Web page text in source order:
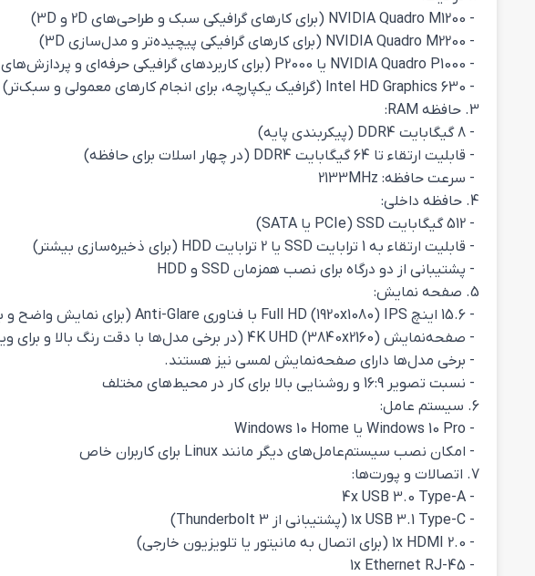
- NVIDIA Quadro M1200 (برای کارهای گرافیکی سبک و طراحی‌های 2D و 3D)
- NVIDIA Quadro M2200 (برای کارهای گرافیکی پیچیده‌تر و مدل‌سازی 3D)
- NVIDIA Quadro P1000 یا P2000 (برای کاربردهای گرافیکی حرفه‌ای و پردازش‌های سنگین)
- Intel HD Graphics 630 (گرافیک یکپارچه، برای انجام کارهای معمولی و سبک‌تر)
- 8 گیگابایت DDR4 (پیکربندی پایه)
- قابلیت ارتقاء تا 64 گیگابایت DDR4 (در چهار اسلات برای حافظه)
- سرعت حافظه: 2133MHz
- 512 گیگابایت SSD (PCIe یا SATA)
- قابلیت ارتقاء به 1 ترابایت SSD یا 2 ترابایت HDD (برای ذخیره‌سازی بیشتر)
- پشتیبانی از دو درگاه برای نصب همزمان SSD و HDD
- 15.6 اینچ Full HD (1920x1080) IPS با فناوری Anti-Glare (برای نمایش واضح و بدون بازتاب)
- صفحه‌نمایش 4K UHD (3840x2160) (در برخی مدل‌ها با دقت رنگ بالا و برای ویرایش حرفه‌ای محتوا)
- برخی مدل‌ها دارای صفحه‌نمایش لمسی نیز هستند.
- نسبت تصویر 16:9 و روشنایی بالا برای کار در محیط‌های مختلف
- Windows 10 Pro یا Windows 10 Home
- امکان نصب سیستم‌عامل‌های دیگر مانند Linux برای کاربران خاص
- 4x USB 3.0 Type-A
- 1x USB 3.1 Type-C (پشتیبانی از Thunderbolt 3)
- 1x HDMI 2.0 (برای اتصال به مانیتور یا تلویزیون خارجی)
- 1x Ethernet RJ-45